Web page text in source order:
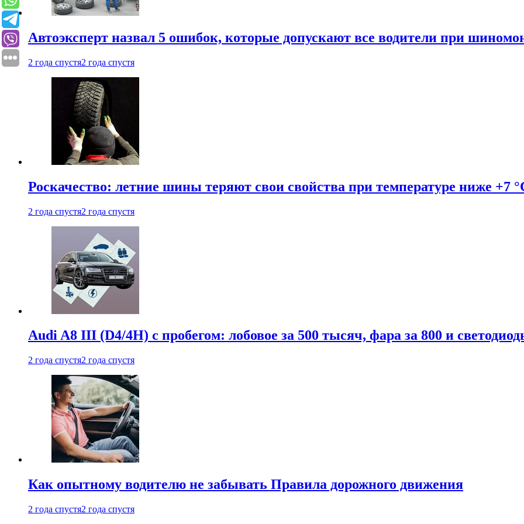
Автоэксперт назвал 5 ошибок, которые допускают все водители при
2 года спустя2 года спустя
Роскачество: летние шины теряют свои свойства при температуре ниже +7
2 года спустя2 года спустя
Audi A8 III (D4/4H) c пробегом: лобовое за 500 тысяч, фара за 800 и
2 года спустя2 года спустя
Как опытному водителю не забывать Правила дорожного движения
2 года спустя2 года спустя